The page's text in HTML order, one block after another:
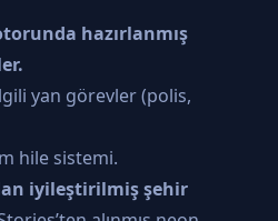
hazırlanmış
yan görevler (polis,
hile sistemi.
iyileştirilmiş şehir